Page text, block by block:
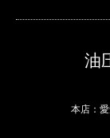
油
本店：